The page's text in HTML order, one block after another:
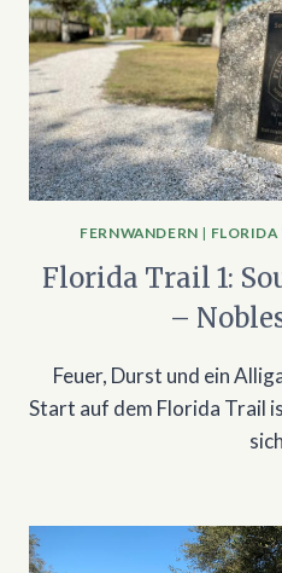
FERNWANDERN |
Florida Trail 1:
–
Feuer, Durst und ein
Start auf dem Florida Trail